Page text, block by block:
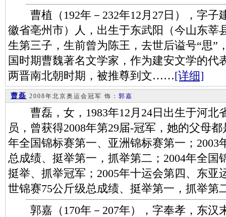
曹植（192年－232年12月27日），字子
徽省亳州市）人，出生于东武阳（今山东莘
生第三子，生前曾为陈王，去世后谥号“思”
国时期曹魏著名文学家，作为建安文学的代
两晋南北朝时期，被推尊到文……[详细]
曹磊 2008年北京奥运会冠军 饰： 郭嘉
曹磊，女，1983年12月24日出生于河北
员，曾获得2008年第29届-冠军，她的父母
年全国锦标赛第一、亚洲锦标赛第一；2003
总成绩、挺举第一，抓举第二；2004年全国
挺举、抓举冠军；2005年十运会第四、东亚
世锦赛75公斤级总成绩、挺举第一，抓举
郭嘉（170年－207年），字奉孝，东汉